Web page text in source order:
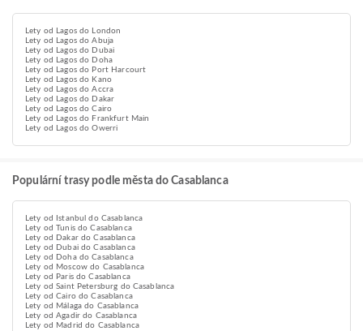
Lety od Lagos do London
Lety od Lagos do Abuja
Lety od Lagos do Dubai
Lety od Lagos do Doha
Lety od Lagos do Port Harcourt
Lety od Lagos do Kano
Lety od Lagos do Accra
Lety od Lagos do Dakar
Lety od Lagos do Cairo
Lety od Lagos do Frankfurt Main
Lety od Lagos do Owerri
Populární trasy podle města do Casablanca
Lety od Istanbul do Casablanca
Lety od Tunis do Casablanca
Lety od Dakar do Casablanca
Lety od Dubai do Casablanca
Lety od Doha do Casablanca
Lety od Moscow do Casablanca
Lety od Paris do Casablanca
Lety od Saint Petersburg do Casablanca
Lety od Cairo do Casablanca
Lety od Málaga do Casablanca
Lety od Agadir do Casablanca
Lety od Madrid do Casablanca